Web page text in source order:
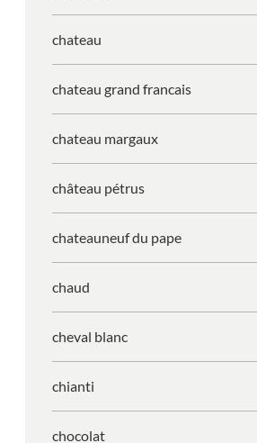
chateau
chateau grand francais
chateau margaux
château pétrus
chateauneuf du pape
chaud
cheval blanc
chianti
chocolat